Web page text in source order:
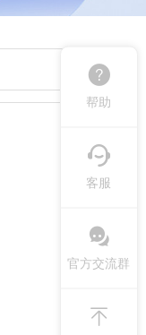
帮助
客服
官方交流群